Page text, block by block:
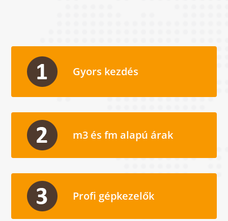
Gyors kezdés
m3 és fm alapú árak
Profi gépkezelők